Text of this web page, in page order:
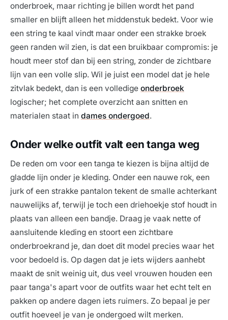
onderbroek, maar richting je billen wordt het pand
smaller en blijft alleen het middenstuk bedekt. Voor wie
een string te kaal vindt maar onder een strakke broek
geen randen wil zien, is dat een bruikbaar compromis: je
houdt meer stof dan bij een string, zonder de zichtbare
lijn van een volle slip. Wil je juist een model dat je hele
zitvlak bedekt, dan is een volledige onderbroek
logischer; het complete overzicht aan snitten en
materialen staat in dames ondergoed.
Onder welke outfit valt een tanga weg
De reden om voor een tanga te kiezen is bijna altijd de
gladde lijn onder je kleding. Onder een nauwe rok, een
jurk of een strakke pantalon tekent de smalle achterkant
nauwelijks af, terwijl je toch een driehoekje stof houdt in
plaats van alleen een bandje. Draag je vaak nette of
aansluitende kleding en stoort een zichtbare
onderbroekrand je, dan doet dit model precies waar het
voor bedoeld is. Op dagen dat je iets wijders aanhebt
maakt de snit weinig uit, dus veel vrouwen houden een
paar tanga's apart voor de outfits waar het echt telt en
pakken op andere dagen iets ruimers. Zo bepaal je per
outfit hoeveel je van je ondergoed wilt merken.